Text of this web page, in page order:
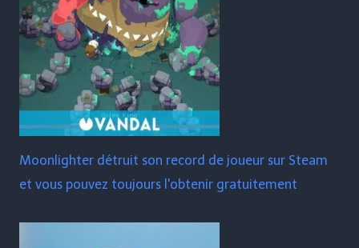
Moonlighter détruit son record de joueur sur Steam
et vous pouvez toujours l'obtenir gratuitement